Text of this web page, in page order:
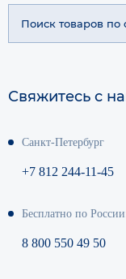
Свяжитесь с
Санкт-Петербург
+7 812 244-11-45
Бесплатно по
8 800 550 49 50